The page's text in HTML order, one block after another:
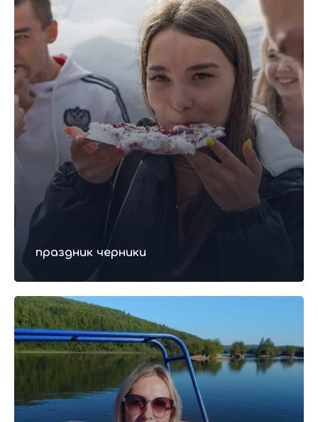
праздник черники
программа тура
(Последовательность может незначительно
меняться без потери программы)
Что взять с собой в тур?
тура 4 700р.
Забронировать тур